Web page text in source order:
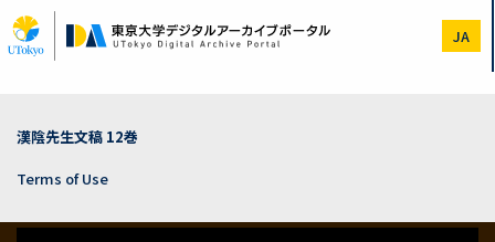
to
main
JA
漢陰先生文稿 12巻
Terms of Use